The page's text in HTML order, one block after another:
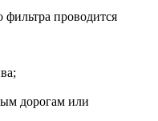
фильтра проводится
дорогам или